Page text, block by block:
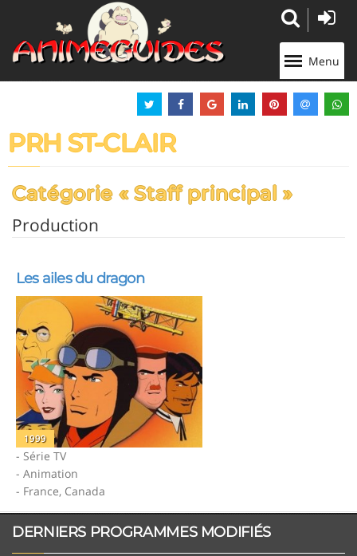
Menu
PRH ST-CLAIR
Catégorie « Staff principal »
Production
Les ailes du dragon
1999
- Série TV
- Animation
- France, Canada
DERNIERS PROGRAMMES MODIFIÉS
Panneau de gestion des cookies